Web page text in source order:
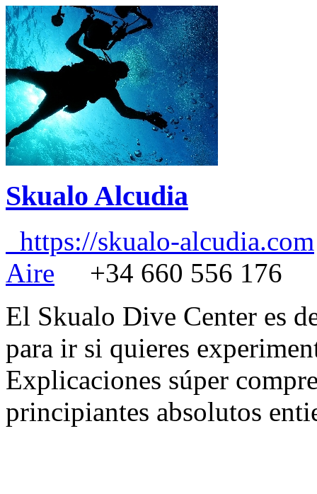
Skualo Alcudia
https://skualo-alcudia.com
Aire
+34 660 556 176
El Skualo Dive Center es
para ir si quieres
Explicaciones súper
principiantes absolutos